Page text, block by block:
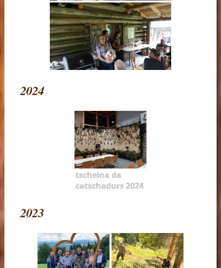
2024
tscheina da
catschadurs 2024
2023